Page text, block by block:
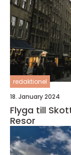
redaktionel
18. January 2024
Flyga till
Resor